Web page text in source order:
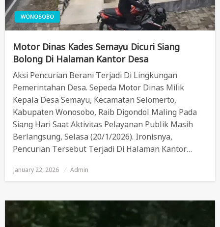
WONOSOBO
Motor Dinas Kades Semayu Dicuri Siang
Bolong Di Halaman Kantor Desa
Aksi Pencurian Berani Terjadi Di Lingkungan
Pemerintahan Desa. Sepeda Motor Dinas Milik
Kepala Desa Semayu, Kecamatan Selomerto,
Kabupaten Wonosobo, Raib Digondol Maling Pada
Siang Hari Saat Aktivitas Pelayanan Publik Masih
Berlangsung, Selasa (20/1/2026). Ironisnya,
Pencurian Tersebut Terjadi Di Halaman Kantor…
Posted
January 22, 2026 Admin